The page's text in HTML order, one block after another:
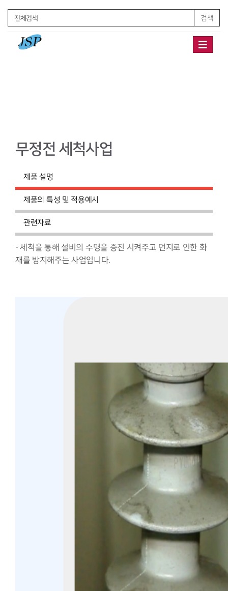
검색
Toggle
navigation
무정전 세척사업
제품 설명
제품의 특성 및 적용예시
관련자료
- 세척을 통해 설비의 수명을 증진 시켜주고 먼지로 인한 화
재를 방지해주는 사업입니다.